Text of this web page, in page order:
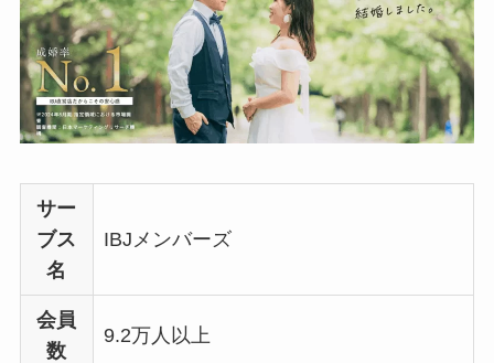
サー
ブス
名
IBJメンバーズ
会員
数
9.2万人以上